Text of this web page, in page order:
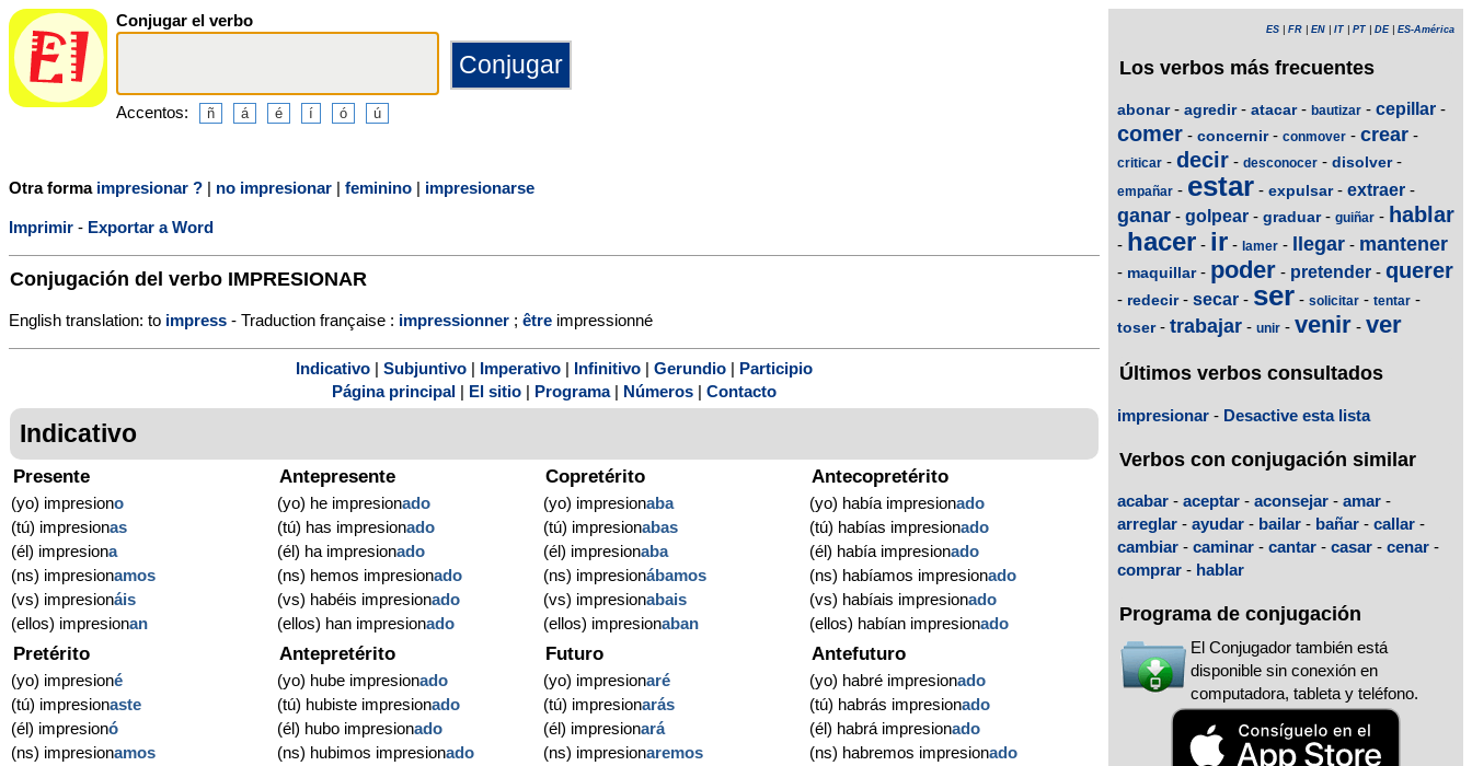
Conjugar el verbo
Accentos:
Otra forma impresionar ? | no impresionar | feminino | impresionarse
Imprimir - Exportar a Word
Conjugación del verbo IMPRESIONAR
English translation: to impress - Traduction française : impressionner ; être impressionné
Indicativo Subjuntivo Imperativo Infinitivo Gerundio
Participio
Página principal
El sitio Programa| Números Contacto
Indicativo
Presente
(yo) impresiono
(tú) impresionas
(él) impresiona
(ns) impresionamos
(vs) impresionáis
(ellos) impresionan
Antepresente
(yo) he impresionado
(tú) has impresionado
(él) ha impresionado
(ns) hemos impresionado
(vs) habéis impresionado
(ellos) han impresionado
Copretérito
(yo) impresionaba
(tú) impresionabas
(él) impresionaba
(ns) impresionábamos
(vs) impresionabais
(ellos) impresionaban
Antecopretérito
(yo) había impresionado
(tú) habías impresionado
(él) había impresionado
(ns) habíamos impresionado
(vs) habíais impresionado
(ellos) habían impresionado
Pretérito
(yo) impresioné
(tú) impresionaste
(él) impresionó
(ns) impresionamos
Antepretérito
(yo) hube impresionado
(tú) hubiste impresionado
(él) hubo impresionado
(ns) hubimos impresionado
Futuro
(yo) impresionaré
(tú) impresionarás
(él) impresionará
(ns) impresionaremos
Antefuturo
(yo) habré impresionado
(tú) habrás impresionado
(él) habrá impresionado
(ns) habremos impresionado
ES FR EN IT PT DE| ES-América
Los verbos más frecuentes
abonar- agredir- atacar- bautizar - cepillar -
comer - concernir- conmover - crear -
criticar - decir - desconocer - disolver-
empañar - estar - expulsar- extraer -
ganar - golpear - graduar- guiñar - hablar
- hacer - ir - lamer - llegar - mantener
- maquillar- poder - pretender - querer
- redecir- secar - ser - solicitar - tentar -
toser- trabajar - unir - venir - ver
Últimos verbos consultados
impresionar - Desactive esta lista
Verbos con conjugación similar
acabar - aceptar - aconsejar - amar -
arreglar - ayudar - bailar - bañar - callar -
cambiar - caminar - cantar - casar - cenar -
comprar - hablar
Programa de conjugación
El Conjugador también está
disponible sin conexión en
computadora, tableta y teléfono.